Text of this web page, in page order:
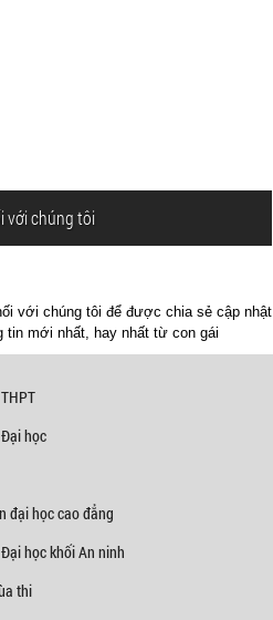
với chúng tôi
với chúng tôi để được chia sẻ cập nhật
tin mới nhất, hay nhất từ con gái
học
đại học cao đẳng
học khối An ninh
thi